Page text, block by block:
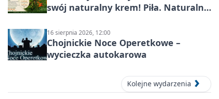
swój naturalny krem! Piła. Naturalna
16 sierpnia 2026, 12:00
Chojnickie Noce Operetkowe –
wycieczka autokarowa
Kolejne wydarzenia